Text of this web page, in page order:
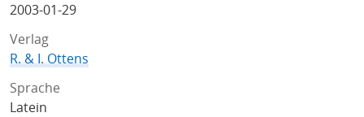
2003-01-29
Verlag
R. & I. Ottens
Sprache
Latein